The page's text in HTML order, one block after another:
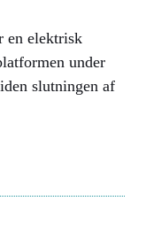
en elektrisk
under
slutningen af